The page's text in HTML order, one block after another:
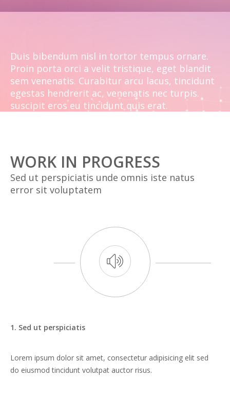
Duis bibendum nisl in tortor tempus ornare.
Proin porta orci a velit tristique, eget blandit
sem venenatis. Curabitur arcu lacus, tincidunt
egestas hendrerit ac, venenatis nec turpis.
suscipit eros eu tincidunt quis erat.
WORK IN PROGRESS
Sed ut perspiciatis unde omnis iste natus
error sit voluptatem
1. Sed ut perspiciatis
Lorem ipsum dolor sit amet, consectetur adipisicing elit sed
do eiusmod tincidunt volutpat auctor risus.